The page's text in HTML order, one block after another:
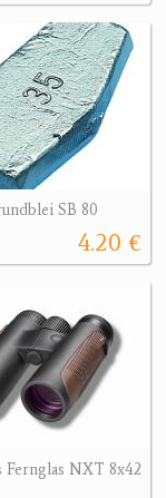
SB 80
4.20 €
Fernglas NXT 8x42